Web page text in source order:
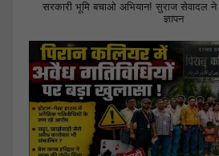
सरकारी भूमि बचाओ अभियान! सुराज सेवादल ने
ज्ञापन